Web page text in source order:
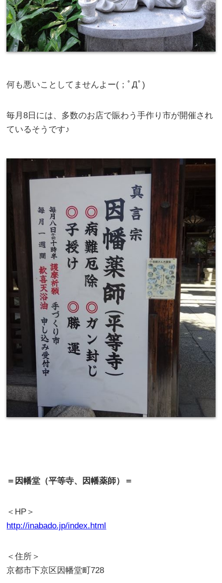
何も悪いことしてませんよー(；ﾟДﾟ)
毎月8日には、多数のお店で賑わう手作り市が開催され
ているそうです♪
＝因幡堂（平等寺、因幡薬師）＝
＜HP＞
http://inabado.jp/index.html
＜住所＞
京都市下京区因幡堂町728